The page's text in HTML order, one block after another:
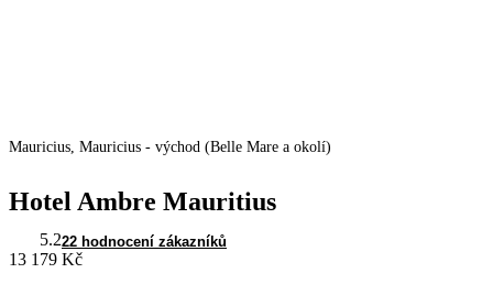
Mauricius, Mauricius - východ (Belle Mare a okolí)
Hotel Ambre Mauritius
5.222 hodnocení zákazníků
13 179 Kč